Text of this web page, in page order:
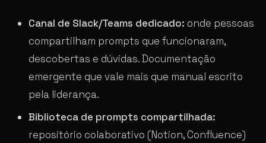
Canal de Slack/Teams dedicado: onde pessoas
compartilham prompts que funcionaram,
descobertas e dúvidas. Documentação
emergente que vale mais que manual escrito
pela liderança.
Biblioteca de prompts compartilhada:
repositório colaborativo (Notion, Confluence)